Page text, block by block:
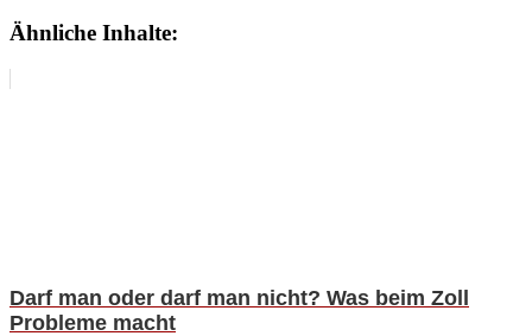
Ähnliche Inhalte:
Darf man oder darf man nicht? Was beim Zoll
Probleme macht